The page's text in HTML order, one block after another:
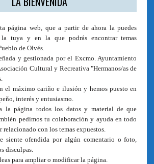
página web, que a partir de ahora la puedes
la tuya y en la que podrás encontrar temas
de Olvés.
y gestionada por el Excmo. Ayuntamiento
Cultural y Recreativa "Hermanos/as de
el máximo cariño e ilusión y hemos puesto en
interés y entusiasmo.
la página todos los datos y material de que
pedimos tu colaboración y ayuda en todo
relacionado con los temas expuestos.
siente ofendida por algún comentario o foto,
disculpas.
para ampliar o modificar la página.